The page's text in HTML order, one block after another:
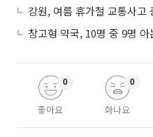
강원, 여름 휴가철 교통사고
창고형 약국, 10명 중 9명
좋아요
0
화나요
0